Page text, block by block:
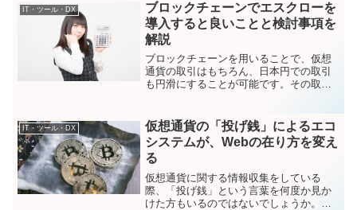
多いでしょう。政府や企業といった、あ
る仕組みの運営...
IT・ツール・DX
ブロックチェーンでエスクローを
導入すると良いことと検討事項を
解説
ブロックチェーンを用いることで、仮想
通貨の取引はもちろん、日本円での取引
も円滑にすることが可能です。その取り
る自社サービスを運営する事業者の視点
で、ブロックチェーンを活用...
IT・ツール・DX
仮想通貨の「投げ銭」によるエコ
システムが、Webの在り方を変え
る
仮想通貨に関する情報収集をしている
際、「投げ銭」という言葉を何度か見か
けた方もいるのではないでしょうか。中